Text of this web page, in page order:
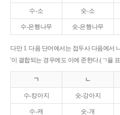
수-소 숫-소
수-은행나무 숫-은행나무
다만 1. 다음 단어에서는 접두사 다음에서
'이 결합되는 경우에도 이에 준한다.(ㄱ을
ㄱ ㄴ
수-캉아지 숫-강아지
수-캐 숫-개